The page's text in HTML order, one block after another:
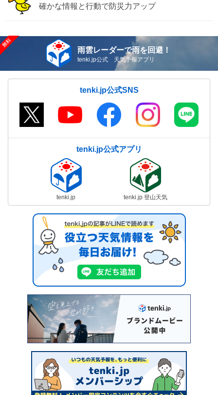
確かな情報と行動で防災力アップ
雨雲レーダーで雨を回避！
tenki.jp公式 天気予報アプリ
tenki.jp公式SNS
tenki.jp公式アプリ
tenki.jp tenki.jp 登山天気